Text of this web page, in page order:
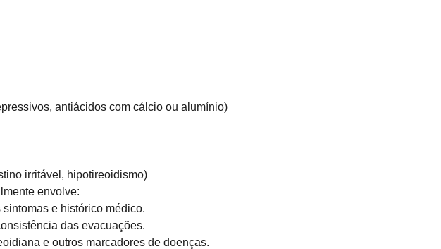
antiácidos com cálcio ou alumínio)
irritável, hipotireoidismo)
envolve:
e histórico médico.
das evacuações.
e outros marcadores de doenças.